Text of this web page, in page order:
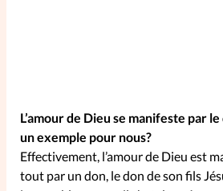
À propos
La rédaction
L’amour de Dieu se manifeste par
un exemple pour nous?
Effectivement, l’amour de Dieu est
tout par un don, le don de son fils